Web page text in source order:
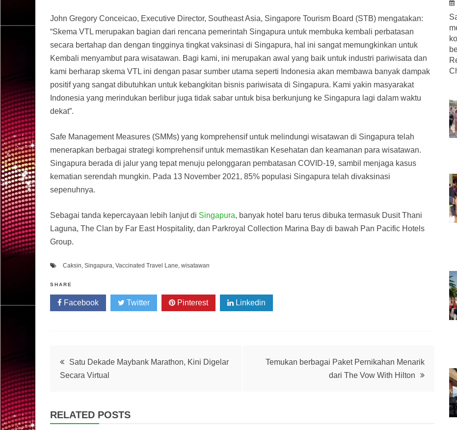
John Gregory Conceicao, Executive Director, Southeast Asia, Singapore Tourism Board (STB) mengatakan:
“Skema VTL merupakan bagian dari rencana pemerintah Singapura untuk membuka kembali perbatasan
secara bertahap dan dengan tingginya tingkat vaksinasi di Singapura, hal ini sangat memungkinkan untuk
Kembali menyambut para wisatawan. Bagi kami, ini merupakan awal yang baik untuk industri pariwisata dan
kami berharap skema VTL ini dengan pasar sumber utama seperti Indonesia akan membawa banyak dampak
positif yang sangat dibutuhkan untuk kebangkitan bisnis pariwisata di Singapura. Kami yakin masyarakat
Indonesia yang merindukan berlibur juga tidak sabar untuk bisa berkunjung ke Singapura lagi dalam waktu
dekat”.
Safe Management Measures (SMMs) yang komprehensif untuk melindungi wisatawan di Singapura telah
menerapkan berbagai strategi komprehensif untuk memastikan Kesehatan dan keamanan para wisatawan.
Singapura berada di jalur yang tepat menuju pelonggaran pembatasan COVID-19, sambil menjaga kasus
kematian serendah mungkin. Pada 13 November 2021, 85% populasi Singapura telah divaksinasi
sepenuhnya.
Sebagai tanda kepercayaan lebih lanjut di Singapura, banyak hotel baru terus dibuka termasuk Dusit Thani
Laguna, The Clan by Far East Hospitality, dan Parkroyal Collection Marina Bay di bawah Pan Pacific Hotels
Group.
Caksin, Singapura, Vaccinated Travel Lane, wisatawan
SHARE
Facebook Twitter Pinterest Linkedin
PostSatu Dekade Maybank Marathon, Kini Digelar
Secara Virtual
Temukan berbagai Paket Pernikahan Menarik
dari The Vow With Hilton
RELATED POSTS